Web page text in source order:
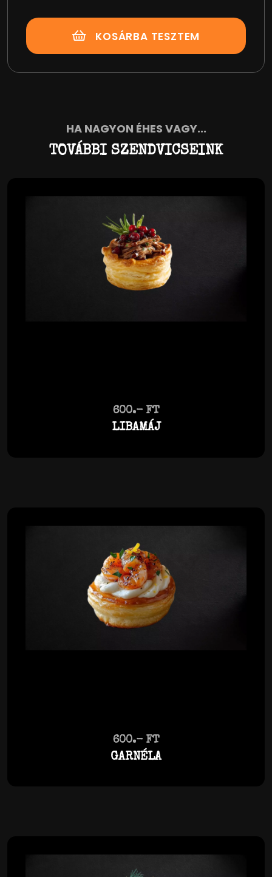
KOSÁRBA TESZTEM
HA NAGYON ÉHES VAGY...
TOVÁBBI SZENDVICSEINK
600.- FT
LIBAMÁJ
600.- FT
GARNÉLA